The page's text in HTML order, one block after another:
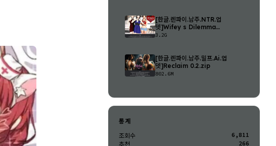
[한글.렌파이.남주.NTR.업
뎃]Wifey s Dilemma
Revisited 0.93.3.zip
3.2G
[한글.렌파이.남주.밀프.Ai.업
뎃]Reclaim 0.2.zip
802.6M
통계
조회수
6,811
추천
266